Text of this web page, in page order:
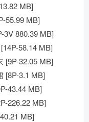
MB]
55.99 MB]
3V 880.39 MB]
58.14 MB]
[9P-32.05 MB]
[8P-3.1 MB]
43.44 MB]
226.22 MB]
MB]